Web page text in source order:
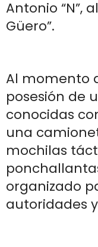
Antonio “N”,
Güero”.
Al momento
posesión de
conocidas
una
mochilas
organizado
autoridades